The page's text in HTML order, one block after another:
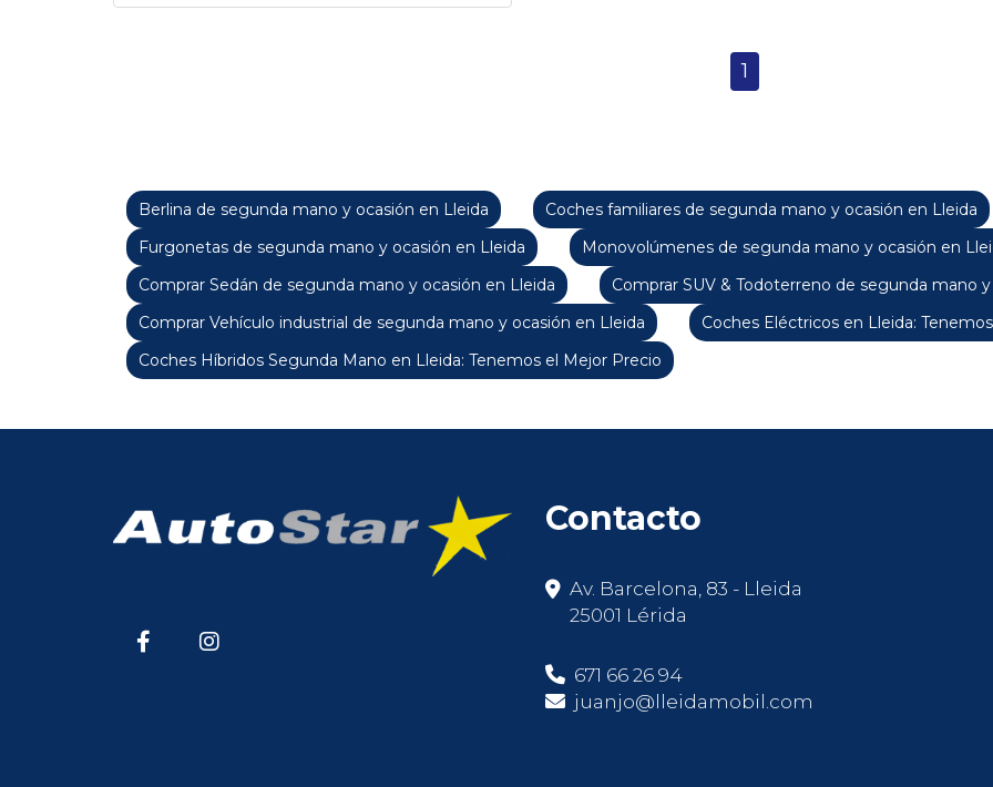
1
Berlina de segunda mano y ocasión en Lleida
Coches familiares de segunda mano y ocasión en Lleida
Furgonetas de segunda mano y ocasión en Lleida
Monovolúmenes de segunda mano y ocasión en
Comprar Sedán de segunda mano y ocasión en Lleida
Comprar SUV & Todoterreno de segunda mano
Comprar Vehículo industrial de segunda mano y ocasión en Lleida
Coches Eléctricos en Lleida:
Coches Híbridos Segunda Mano en Lleida: Tenemos el Mejor Precio
Contacto
Av. Barcelona, 83 - Lleida
25001 Lérida
671 66 26 94
juanjo@lleidamobil.com